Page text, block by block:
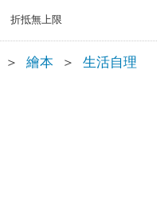
折抵無上限
＞ 繪本 ＞ 生活自理